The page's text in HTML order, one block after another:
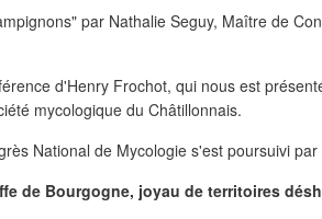
par Nathalie Seguy, Maître de
d'Henry Frochot, qui nous est
mycologique du Châtillonnais.
de Bourgogne, joyau de territoires